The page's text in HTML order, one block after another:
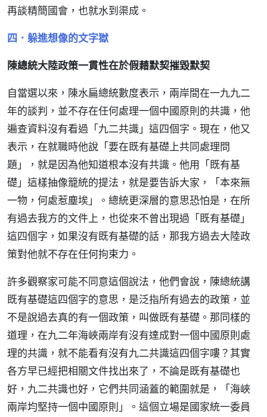
再談精簡國會，也就水到渠成。
四．躲進想像的文字獄
陳總統大陸政策一貫性在於假藉默契摧毀默契
自當選以來，陳水扁總統數度表示，兩岸間在一九九二
年的談判，並不存在任何處理一個中國原則的共識，他
遍查資料沒有看過「九二共識」這四個字。現在，他又
表示，在就職時他說「要在既有基礎上共同處理問
題」，就是因為他知道根本沒有共識。他用「既有基
礎」這樣抽像籠統的提法，就是要告訴大家，「本來無
一物，何處惹塵埃」。總統更深層的意思恐怕是，在所
有過去我方的文件上，也從來不曾出現過「既有基礎」
這四個字，如果沒有既有基礎的話，那我方過去大陸政
策對他就不存在任何拘束力。
許多觀察家可能不同意這個說法，他們會說，陳總統講
既有基礎這四個字的意思，是泛指所有過去的政策，並
不是說過去真的有一個政策，叫做既有基礎。那同樣的
道理，在九二年海峽兩岸有沒有達成對一個中國原則處
理的共識，就不能看有沒有九二共識這四個字嘍？其實
各方早已經把相關文件找出來了，不論是既有基礎也
好，九二共識也好，它們共同涵蓋的範圍就是，「海峽
兩岸均堅持一個中國原則」。這個立場是國家統一委員